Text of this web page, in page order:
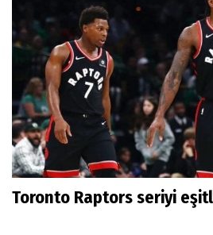
Toronto Raptors seriyi